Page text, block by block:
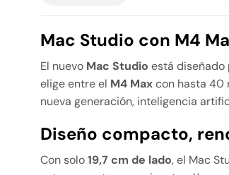
Mac Studio con M4
El nuevo Mac Studio está diseñado
elige entre el M4 Maxcon hasta 40
nueva generación, inteligencia
Diseño compacto,
Con solo19,7 cm de lado, el Mac